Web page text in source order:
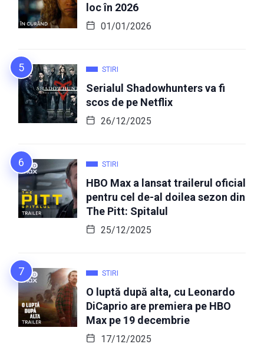
loc în 2026
01/01/2026
STIRI
Serialul Shadowhunters va fi
scos de pe Netflix
26/12/2025
STIRI
HBO Max a lansat trailerul oficial
pentru cel de-al doilea sezon din
The Pitt: Spitalul
25/12/2025
STIRI
O luptă după alta, cu Leonardo
DiCaprio are premiera pe HBO
Max pe 19 decembrie
17/12/2025